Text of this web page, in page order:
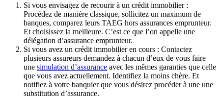
Si vous envisagez de recourir à un crédit immobilier :
Procédez de manière classique, sollicitez un maximum de
banques, comparez leurs TAEG hors assurances emprunteur.
Et choisissez la meilleure. C’est ce que l’on appelle une
délégation d’assurance emprunteur.
Si vous avez un crédit immobilier en cours : Contactez
plusieurs assureurs demandez à chacun d’eux de vous faire
une simulation d’assurance avec les mêmes garanties que celle
que vous avez actuellement. Identifiez la moins chère. Et
notifiez à votre banquier que vous désirez procéder à une une
substitution d’assurance.